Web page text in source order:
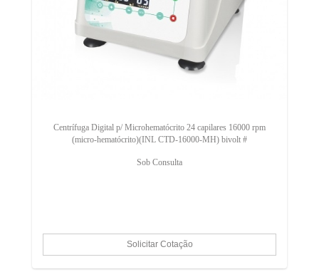
Centrífuga Digital p/ Microhematócrito 24 capilares 16000 rpm
(micro-hematócrito)(INL CTD-16000-MH) bivolt #
Sob Consulta